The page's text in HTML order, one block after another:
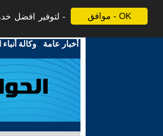
موافق - OK
لتوفير افضل
أخبار عامة -وكالة أنباء